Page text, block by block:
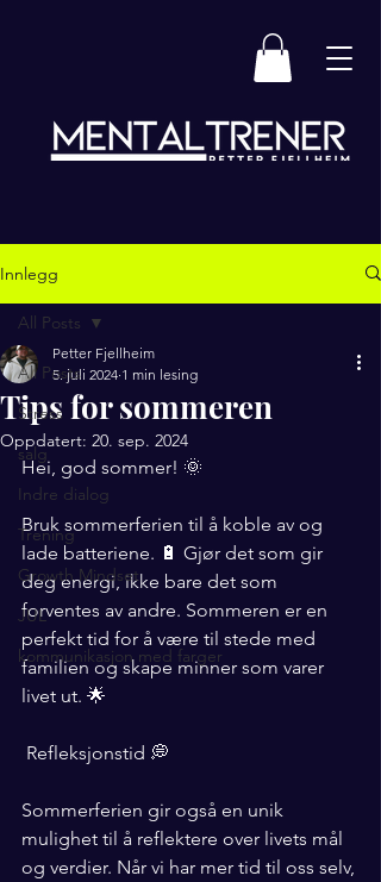
Innlegg
All Posts
Stress
salg
Indre dialog
Trening
Growth Mindset
JUL
kommunikasjon med farger
All Posts
Tips for sommeren
Petter Fjellheim
5. juli 2024 1 min lesing
Oppdatert: 20. sep. 2024
Hei, god sommer! 🌞
Bruk sommerferien til å koble av og
lade batteriene. 🔋 Gjør det som gir
deg energi, ikke bare det som
forventes av andre. Sommeren er en
perfekt tid for å være til stede med
familien og skape minner som varer
livet ut. 🌟
Refleksjonstid 💭
Sommerferien gir også en unik
mulighet til å reflektere over livets mål
og verdier. Når vi har mer tid til oss selv,